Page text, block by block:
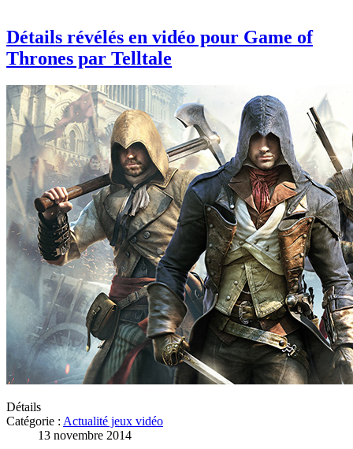
Détails révélés en vidéo pour Game of
Thrones par Telltale
Détails
Catégorie : Actualité jeux vidéo
13 novembre 2014